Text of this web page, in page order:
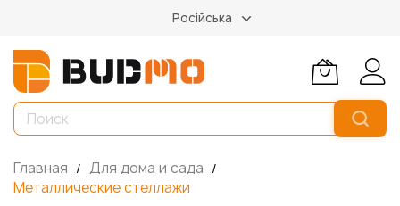
Російська
Главная
Для дома и сада
Металлические стеллажи